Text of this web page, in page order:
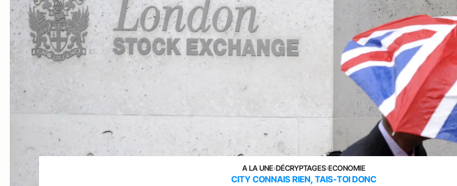
A LA UNE›DÉCRYPTAGES›ECONOMIE
CITY CONNAIS RIEN, TAIS-TOI DONC